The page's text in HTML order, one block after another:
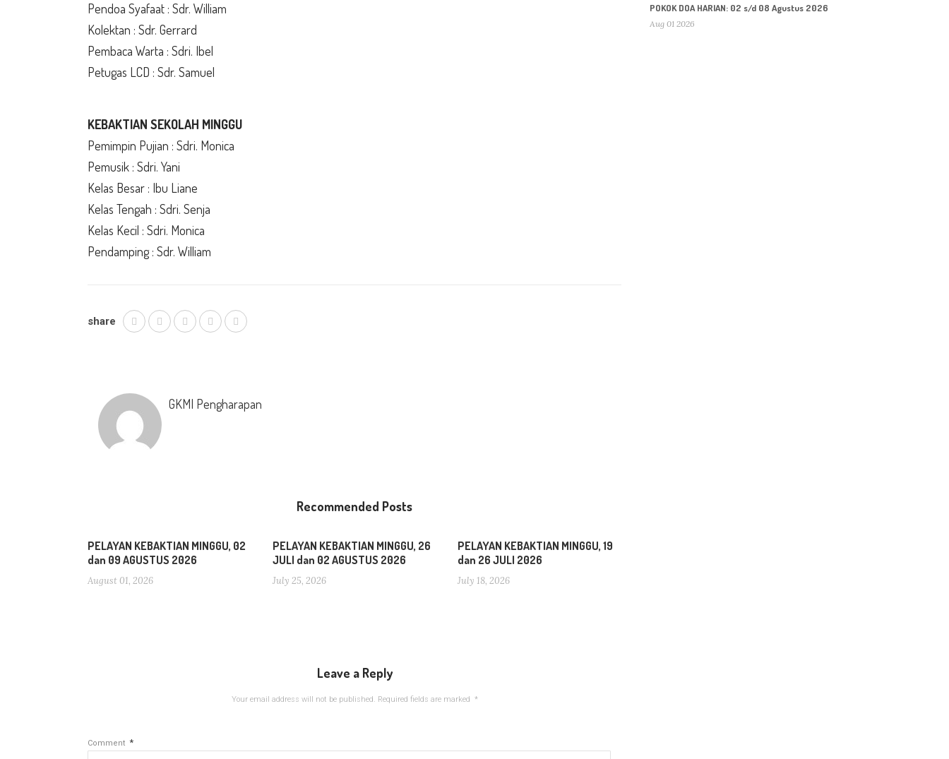
Pendoa Syafaat : Sdr. William
Kolektan : Sdr. Gerrard
Pembaca Warta : Sdri. Ibel
Petugas LCD : Sdr. Samuel
KEBAKTIAN SEKOLAH MINGGU
Pemimpin Pujian : Sdri. Monica
Pemusik : Sdri. Yani
Kelas Besar : Ibu Liane
Kelas Tengah : Sdri. Senja
Kelas Kecil : Sdri. Monica
Pendamping : Sdr. William
share
GKMI Pengharapan
Recommended Posts
PELAYAN KEBAKTIAN MINGGU, 02
dan 09 AGUSTUS 2026
August 01, 2026
PELAYAN KEBAKTIAN MINGGU, 26
JULI dan 02 AGUSTUS 2026
July 25, 2026
PELAYAN KEBAKTIAN MINGGU, 19
dan 26 JULI 2026
July 18, 2026
Leave a Reply
Your email address will not be published. Required fields are marked *
Comment *
POKOK DOA HARIAN: 02 s/d 08 Agustus 2026
Aug 01 2026